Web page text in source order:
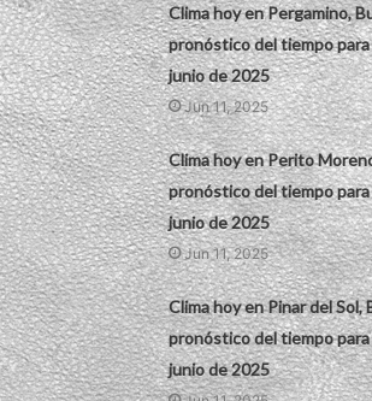
Clima hoy en Pergamino,
pronóstico del tiempo
junio de 2025
Jun 11, 2025
Clima hoy en Perito
pronóstico del tiempo
junio de 2025
Jun 11, 2025
Clima hoy en Pinar del Sol,
pronóstico del tiempo
junio de 2025